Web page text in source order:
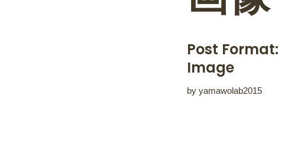
Post Format:
Image
byyamawolab2015